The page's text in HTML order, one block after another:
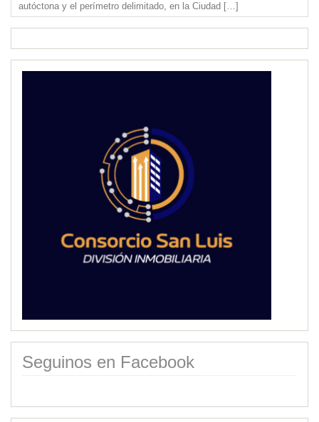
autóctona y el perímetro delimitado, en la Ciudad […]
Seguinos en Facebook